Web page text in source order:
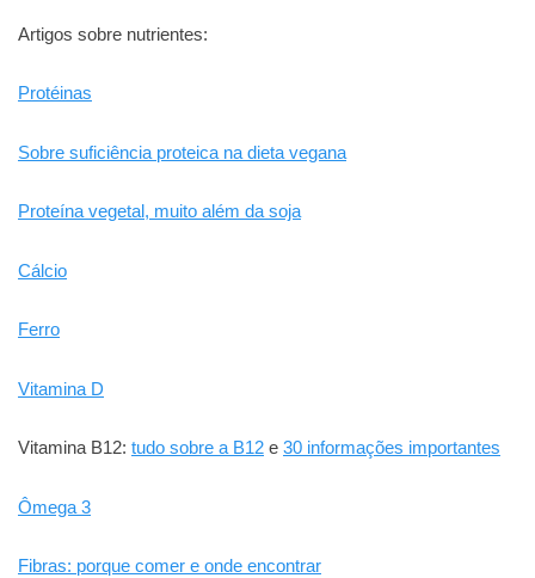
Artigos sobre nutrientes:
Protéinas
Sobre suficiência proteica na dieta vegana
Proteína vegetal, muito além da soja
Cálcio
Ferro
Vitamina D
Vitamina B12: tudo sobre a B12 e 30 informações importantes
Ômega 3
Fibras: porque comer e onde encontrar